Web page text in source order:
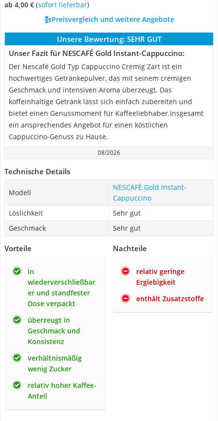
ab 4,00 € ( Sofort lieferbar)
Preisvergleich und weitere Angebote
Unsere Bewertung: SEHR GUT
Unser Fazit für NESCAFÉ Gold Instant-Cappuccino:
Der Nescafé Gold Typ Cappuccino Cremig Zart ist ein
hochwertiges Getränkepulver, das mit seinem cremigen
Geschmack und intensiven Aroma überzeugt. Das
koffeinhaltige Getränk lässt sich einfach zubereiten und
bietet einen Genussmoment für Kaffeeliebhaber.Insgesamt
ein ansprechendes Angebot für einen köstlichen
Cappuccino-Genuss zu Hause.
08/2026
Technische Details
Modell
NESCAFÉ Gold Instant-
Cappuccino
Löslichkeit
Sehr gut
Geschmack
Sehr gut
Vorteile
in
wiederverschließbar
er und standfester
Dose verpackt
überzeugt in
Geschmack und
Konsistenz
verhältnismäßig
wenig Zucker
relativ hoher Kaffee-
Anteil
Nachteile
relativ geringe
Ergiebigkeit
enthält Zusatzstoffe